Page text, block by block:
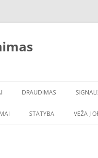
DRAUDIMAS
STATYBA VEŽA Į